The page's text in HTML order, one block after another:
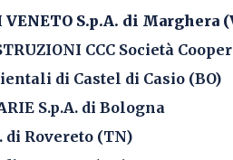
VENETO S.p.A. di Marghera
CCC Società
di Castel di Casio (BO)
S.p.A. di Bologna
di Rovereto (TN)